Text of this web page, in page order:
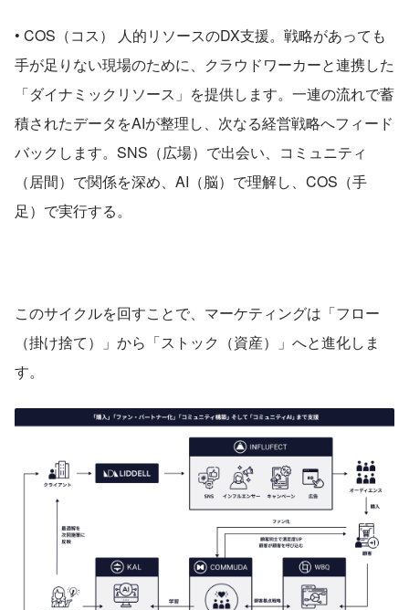
• COS（コス） 人的リソースのDX支援。戦略があっても
手が足りない現場のために、クラウドワーカーと連携した
「ダイナミックリソース」を提供します。一連の流れで蓄
積されたデータをAIが整理し、次なる経営戦略へフィード
バックします。SNS（広場）で出会い、コミュニティ
（居間）で関係を深め、AI（脳）で理解し、COS（手
足）で実行する。
このサイクルを回すことで、マーケティングは「フロー
（掛け捨て）」から「ストック（資産）」へと進化しま
す。